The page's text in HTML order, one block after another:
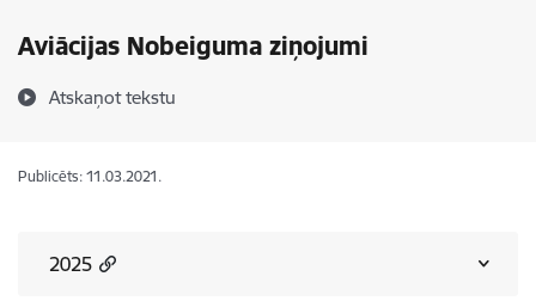
Aviācijas Nobeiguma ziņojumi
Atskaņot tekstu
Publicēts: 11.03.2021.
2025